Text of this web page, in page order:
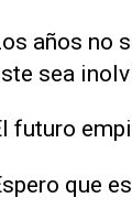
años no
sea
futuro
que